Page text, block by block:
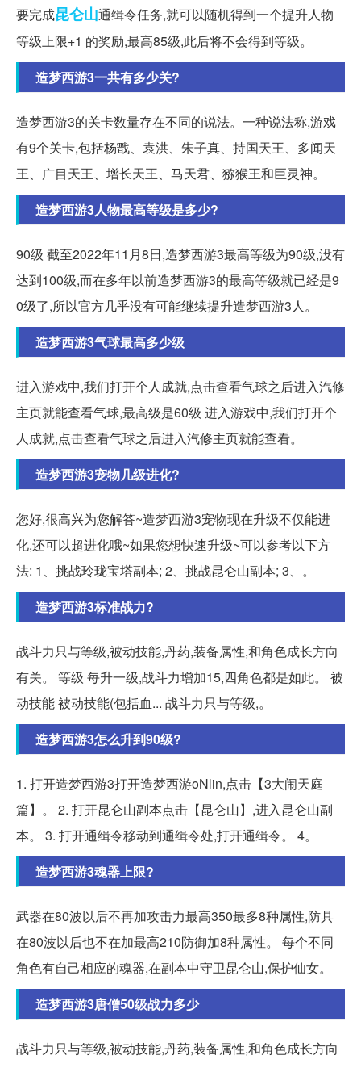
要完成昆仑山通缉令任务,就可以随机得到一个提升人物
等级上限+1 的奖励,最高85级,此后将不会得到等级。
造梦西游3一共有多少关?
造梦西游3的关卡数量存在不同的说法。一种说法称,游戏
有9个关卡,包括杨戬、袁洪、朱子真、持国天王、多闻天
王、广目天王、增长天王、马天君、猕猴王和巨灵神。
造梦西游3人物最高等级是多少?
90级 截至2022年11月8日,造梦西游3最高等级为90级,没有
达到100级,而在多年以前造梦西游3的最高等级就已经是9
0级了,所以官方几乎没有可能继续提升造梦西游3人。
造梦西游3气球最高多少级
进入游戏中,我们打开个人成就,点击查看气球之后进入汽修
主页就能查看气球,最高级是60级 进入游戏中,我们打开个
人成就,点击查看气球之后进入汽修主页就能查看。
造梦西游3宠物几级进化?
您好,很高兴为您解答~造梦西游3宠物现在升级不仅能进
化,还可以超进化哦~如果您想快速升级~可以参考以下方
法: 1、挑战玲珑宝塔副本; 2、挑战昆仑山副本; 3、。
造梦西游3标准战力?
战斗力只与等级,被动技能,丹药,装备属性,和角色成长方向
有关。 等级 每升一级,战斗力增加15,四角色都是如此。 被
动技能 被动技能(包括血... 战斗力只与等级,。
造梦西游3怎么升到90级?
1. 打开造梦西游3打开造梦西游oNlin,点击【3大闹天庭
篇】。 2. 打开昆仑山副本点击【昆仑山】,进入昆仑山副
本。 3. 打开通缉令移动到通缉令处,打开通缉令。 4。
造梦西游3魂器上限?
武器在80波以后不再加攻击力最高350最多8种属性,防具
在80波以后也不在加最高210防御加8种属性。 每个不同
角色有自己相应的魂器,在副本中守卫昆仑山,保护仙女。
造梦西游3唐僧50级战力多少
战斗力只与等级,被动技能,丹药,装备属性,和角色成长方向